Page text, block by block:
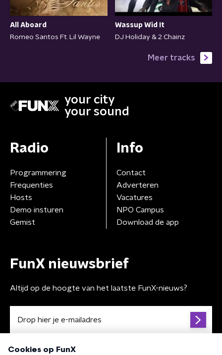
All Aboard
Romeo Santos Ft. Lil Wayne
Wassup Wid It
DJ Holiday & 2 Chainz
Meer tracks
your city
your sound
Radio
Programmering
Frequenties
Hosts
Demo insturen
Gemist
Info
Contact
Adverteren
Vacatures
NPO Campus
Download de app
FunX nieuwsbrief
Altijd op de hoogte van het laatste FunX-nieuws?